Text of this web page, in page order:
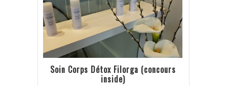
Soin Corps Détox Filorga (concours
inside)